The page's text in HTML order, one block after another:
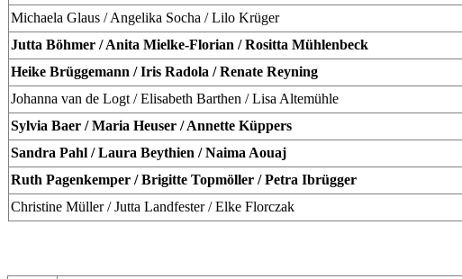
Michaela Glaus / Angelika Socha / Lilo Krüger
Jutta Böhmer / Anita Mielke-Florian / Rositta Mühlenbeck
Heike Brüggemann / Iris Radola / Renate Reyning
Johanna van de Logt / Elisabeth Barthen / Lisa Altemühle
Sylvia Baer / Maria Heuser / Annette Küppers
Sandra Pahl / Laura Beythien / Naima Aouaj
Ruth Pagenkemper / Brigitte Topmöller / Petra Ibrügger
Christine Müller / Jutta Landfester / Elke Florczak